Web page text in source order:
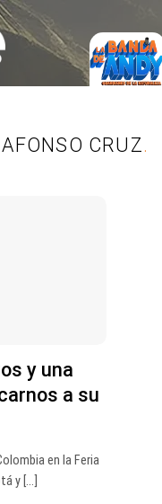
AFONSO CRUZ.
y una
a su
en la Feria
y [...]